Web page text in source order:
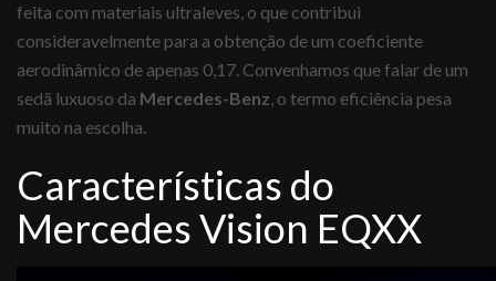
feita com materiais ultraleves, o que contribui
consideravelmente para a obtenção de um coeficiente
aerodinâmico de apenas 0,17. Convenhamos que falar de um
sedã luxuoso da Mercedes-Benz, o termo eficiência pesa
muito na escolha.
Características do
Mercedes Vision EQXX